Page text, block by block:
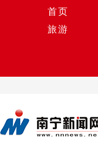
首页
旅游